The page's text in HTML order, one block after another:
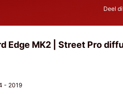
Deel
Edge MK2 | Street Pro
- 2019